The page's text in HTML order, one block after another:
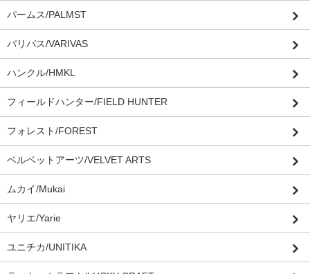
パームス/PALMST
バリバス/VARIVAS
ハンクル/HMKL
フィールドハンター/FIELD HUNTER
フォレスト/FOREST
ベルベットアーツ/VELVET ARTS
ムカイ/Mukai
ヤリエ/Yarie
ユニチカ/UNITIKA